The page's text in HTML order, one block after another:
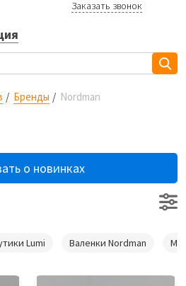
Заказать звонок
Бренды Nordman
о новинках
Lumi Валенки Nordman